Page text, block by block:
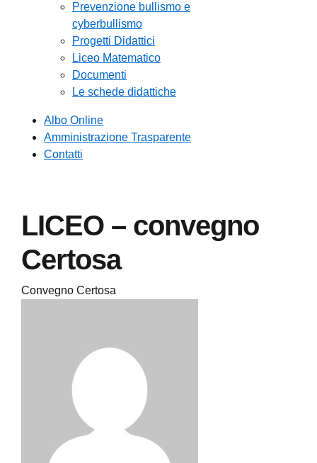
Prevenzione bullismo e
cyberbullismo
Progetti Didattici
Liceo Matematico
Documenti
Le schede didattiche
Albo Online
Amministrazione Trasparente
Contatti
LICEO – convegno
Certosa
Convegno Certosa